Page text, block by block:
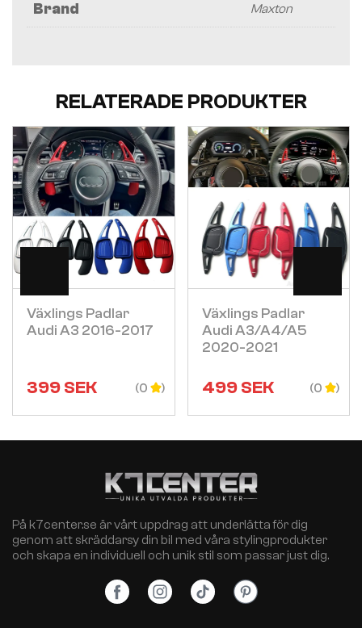
Brand Maxton
RELATERADE PRODUKTER
Växlings Padlar
Audi A3 2016-2017
399SEK (0
Visa
Växlings Padlar
Audi A3/a4/a5
2020-2021
499SEK (0
Visa
På k7center.se är vårt uppdrag att underlätta för dig
genom att skräddarsy din bil med våra stylingprodukter
och skapa en individuell och unik stil som passar just dig.